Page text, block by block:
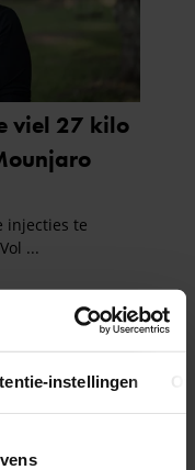
instellingen